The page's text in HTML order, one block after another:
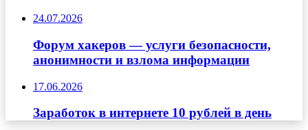
24.07.2026
Форум хакеров — услуги безопасности,
анонимности и взлома информации
17.06.2026
Заработок в интернете 10 рублей в день